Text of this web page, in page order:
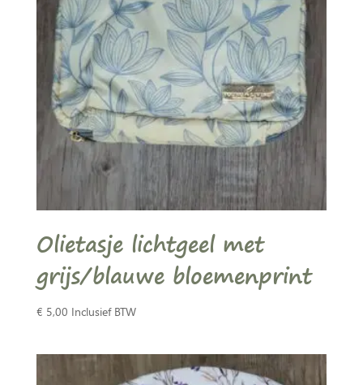
Olietasje lichtgeel met
grijs/blauwe bloemenprint
€ 5,00 Inclusief BTW